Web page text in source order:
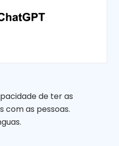
de ter as
com as pessoas.